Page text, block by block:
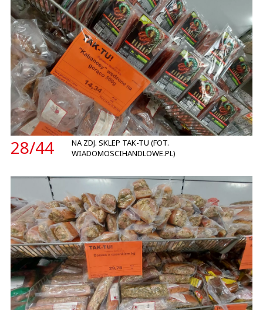
28/44
NA ZDJ. SKLEP TAK-TU (FOT.
WIADOMOSCIHANDLOWE.PL)